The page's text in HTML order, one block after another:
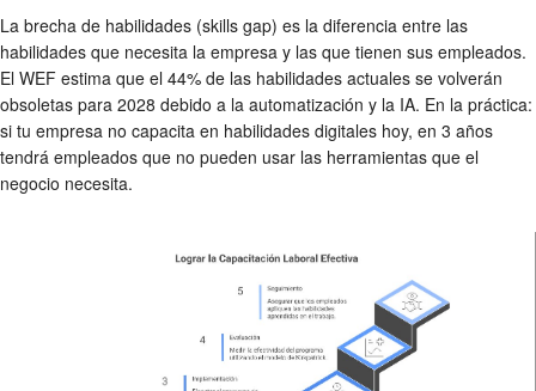
La brecha de habilidades (skills gap) es la diferencia entre las
habilidades que necesita la empresa y las que tienen sus empleados.
El WEF estima que el 44% de las habilidades actuales se volverán
obsoletas para 2028 debido a la automatización y la IA. En la práctica:
si tu empresa no capacita en habilidades digitales hoy, en 3 años
tendrá empleados que no pueden usar las herramientas que el
negocio necesita.